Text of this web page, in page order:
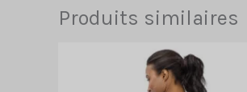
Produits similaires